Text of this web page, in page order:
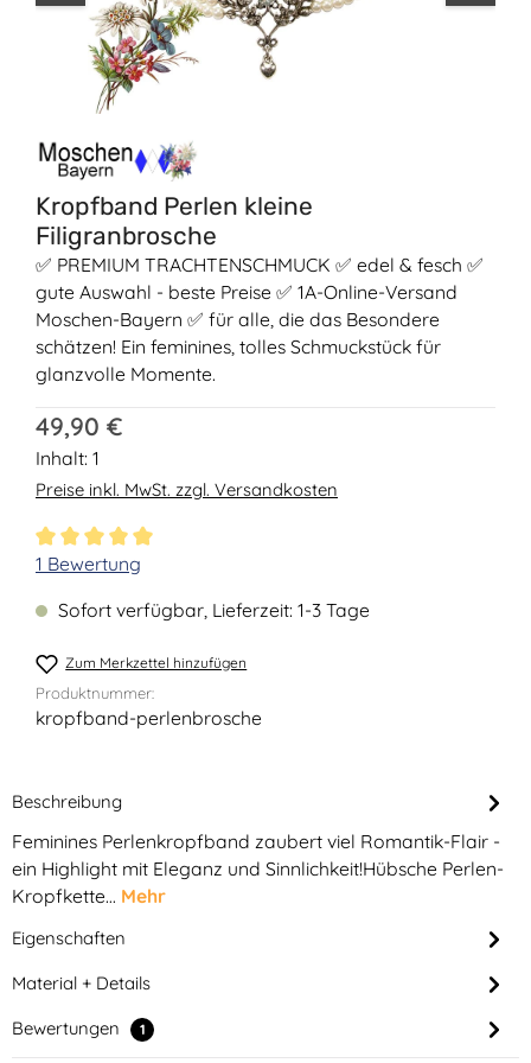
Kropfband Perlen kleine
Filigranbrosche
✅ PREMIUM TRACHTENSCHMUCK ✅ edel & fesch ✅
gute Auswahl - beste Preise ✅ 1A-Online-Versand
Moschen-Bayern ✅ für alle, die das Besondere
schätzen! Ein feminines, tolles Schmuckstück für
glanzvolle Momente.
Regulärer Preis:
49,90 €
Inhalt: 1
Preise inkl. MwSt. zzgl. Versandkosten
Durchschnittliche Bewertung von 5 von 5 Sternen
1 Bewertung
Sofort verfügbar, Lieferzeit: 1-3 Tage
Zum Merkzettel hinzufügen
Produktnummer:
kropfband-perlenbrosche
Beschreibung
Feminines Perlenkropfband zaubert viel Romantik-Flair -
ein Highlight mit Eleganz und Sinnlichkeit!Hübsche Perlen-
Kropfkette… Mehr
Eigenschaften
Material + Details
Bewertungen
1